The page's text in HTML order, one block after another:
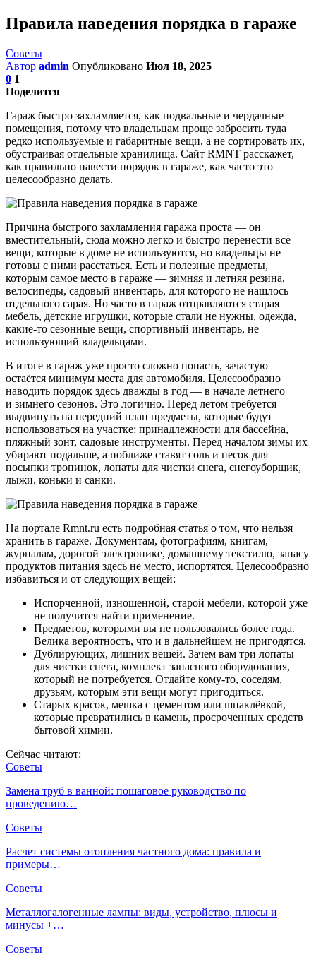
Правила наведения порядка в гараже
Советы
Автор admin Опубликовано Июл 18, 2025
0 1
Поделится
Гараж быстро захламляется, как подвальные и чердачные
помещения, потому что владельцам проще забросить туда
редко используемые и габаритные вещи, а не сортировать их,
обустраивая отдельные хранилища. Сайт RMNT расскажет,
как правильно навести порядок в гараже, как часто это
целесообразно делать.
Причина быстрого захламления гаража проста — он
вместительный, сюда можно легко и быстро перенести все
вещи, которые в доме не используются, но владельцы не
готовы с ними расстаться. Есть и полезные предметы,
которым самое место в гараже — зимняя и летняя резина,
велосипеды, садовый инвентарь, для которого не нашлось
отдельного сарая. Но часто в гараж отправляются старая
мебель, детские игрушки, которые стали не нужны, одежда,
какие-то сезонные вещи, спортивный инвентарь, не
использующий владельцами.
В итоге в гараж уже просто сложно попасть, зачастую
остаётся минимум места для автомобиля. Целесообразно
наводить порядок здесь дважды в год — в начале летнего
и зимнего сезонов. Это логично. Перед летом требуется
выдвинуть на передний план предметы, которые будут
использоваться на участке: принадлежности для бассейна,
пляжный зонт, садовые инструменты. Перед началом зимы их
убирают подальше, а поближе ставят соль и песок для
посыпки тропинок, лопаты для чистки снега, снегоуборщик,
лыжи, коньки и санки.
На портале Rmnt.ru есть подробная статья о том, что нельзя
хранить в гараже. Документам, фотографиям, книгам,
журналам, дорогой электронике, домашнему текстилю, запасу
продуктов питания здесь не место, испортятся. Целесообразно
избавиться и от следующих вещей:
Испорченной, изношенной, старой мебели, которой уже
не получится найти применение.
Предметов, которыми вы не пользовались более года.
Велика вероятность, что и в дальнейшем не пригодятся.
Дублирующих, лишних вещей. Зачем вам три лопаты
для чистки снега, комплект запасного оборудования,
который не потребуется. Отдайте кому-то, соседям,
друзьям, которым эти вещи могут пригодиться.
Старых красок, мешка с цементом или шпаклёвкой,
которые превратились в камень, просроченных средств
бытовой химии.
Сейчас читают:
Советы
Замена труб в ванной: пошаговое руководство по
проведению…
Советы
Расчет системы отопления частного дома: правила и
примеры…
Советы
Металлогалогенные лампы: виды, устройство, плюсы и
минусы +…
Советы